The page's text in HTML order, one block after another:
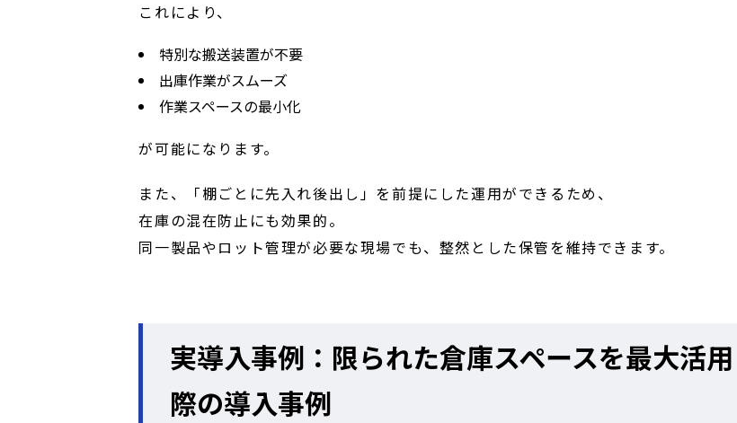
これにより、
特別な搬送装置が不要
出庫作業がスムーズ
作業スペースの最小化
が可能になります。
また、「棚ごとに先入れ後出し」を前提にした運用ができるため、
在庫の混在防止にも効果的。
同一製品やロット管理が必要な現場でも、整然とした保管を維持できます。
実導入事例：限られた倉庫スペースを最大活用
際の導入事例